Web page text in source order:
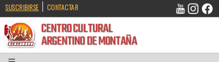
SUSCRIBIRSE | CONTACTAR
CENTRO CULTURAL
ARGENTINO DE MONTAÑA